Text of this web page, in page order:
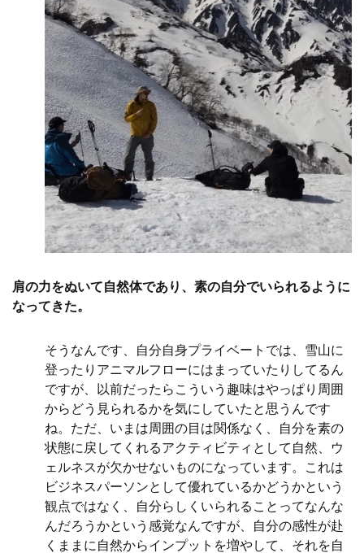
肩の力をぬいて自然体であり、素の自分でいられるように
なってきた。
そうなんです、自分自身プライベートでは、雪山に
登ったりアニマルフローにはまっていたりしてるん
ですが、以前だったらこういう趣味はやっぱり周囲
からどう見られるかを気にしていたと思うんです
ね。ただ、いまは周囲の目は関係なく、自分を素の
状態に戻してくれるアクティビティとして自然、ウ
ェルネスが欠かせないものになっています。これは
ビジネスパーソンとして優れているかどうかという
観点ではなく、自分らしくいられることってなんな
んだろうかという感覚なんですが、自分の感性が赴
くままに自然からインプットを増やして、それを自